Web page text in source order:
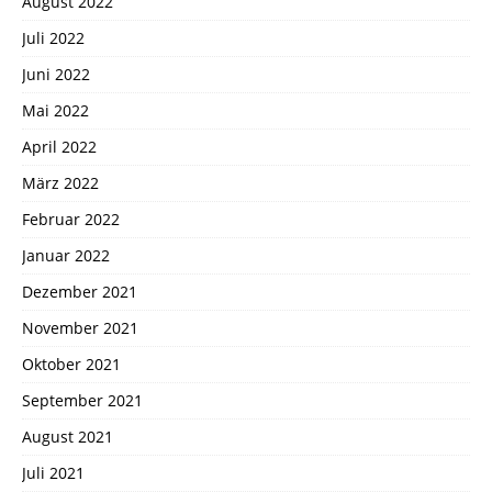
Juli 2022
Juni 2022
Mai 2022
April 2022
März 2022
Februar 2022
Januar 2022
Dezember 2021
November 2021
Oktober 2021
September 2021
August 2021
Juli 2021